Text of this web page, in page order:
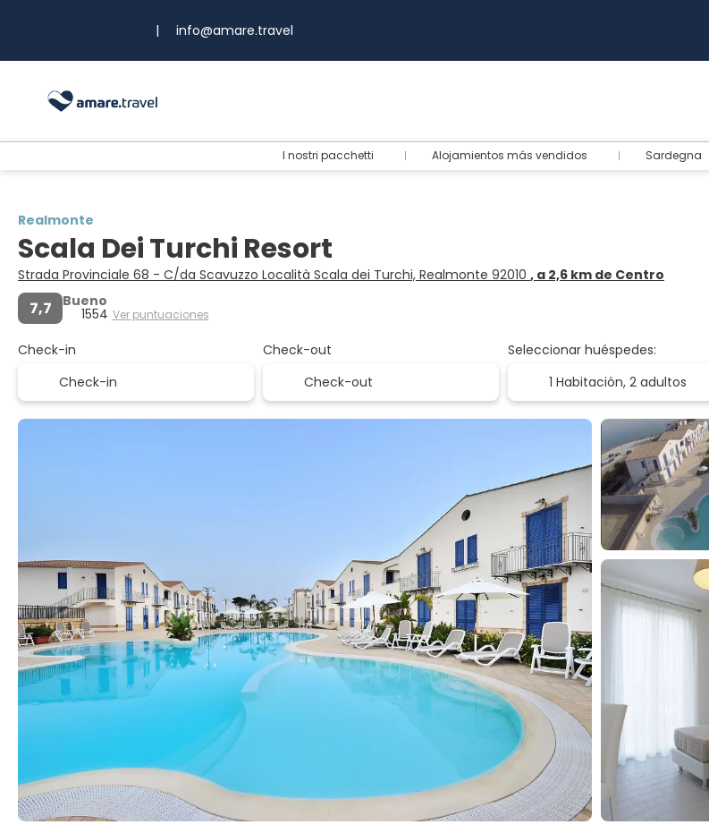
| info@amare.travel
I nostri pacchetti Alojamientos más vendidos Sardegna
Realmonte
Scala Dei Turchi Resort
Strada Provinciale 68 - C/da Scavuzzo Località Scala dei Turchi, Realmonte 92010 , a 2,6 km de Centro
7,7 Bueno
1554 Ver puntuaciones
Check-in
Check-out
Seleccionar huéspedes:
1 Habitación, 2 adultos